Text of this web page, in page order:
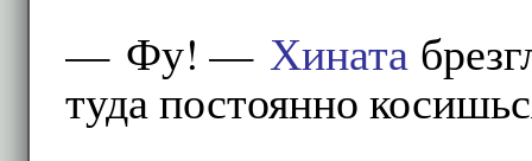
— Фу! — Хината
туда постоянно